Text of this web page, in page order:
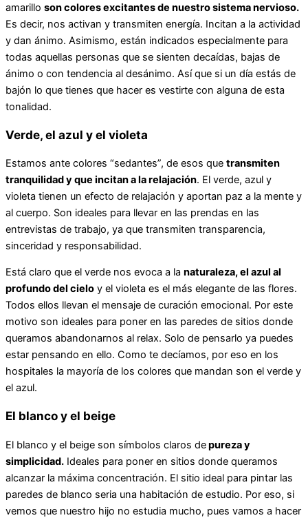
amarillo son colores excitantes de nuestro sistema nervioso.
Es decir, nos activan y transmiten energía. Incitan a la actividad
y dan ánimo. Asimismo, están indicados especialmente para
todas aquellas personas que se sienten decaídas, bajas de
ánimo o con tendencia al desánimo. Así que si un día estás de
bajón lo que tienes que hacer es vestirte con alguna de esta
tonalidad.
Verde, el azul y el violeta
Estamos ante colores “sedantes”, de esos que transmiten
tranquilidad y que incitan a la relajación. El verde, azul y
violeta tienen un efecto de relajación y aportan paz a la mente y
al cuerpo. Son ideales para llevar en las prendas en las
entrevistas de trabajo, ya que transmiten transparencia,
sinceridad y responsabilidad.
Está claro que el verde nos evoca a la naturaleza, el azul al
profundo del cielo y el violeta es el más elegante de las flores.
Todos ellos llevan el mensaje de curación emocional. Por este
motivo son ideales para poner en las paredes de sitios donde
queramos abandonarnos al relax. Solo de pensarlo ya puedes
estar pensando en ello. Como te decíamos, por eso en los
hospitales la mayoría de los colores que mandan son el verde y
el azul.
El blanco y el beige
El blanco y el beige son símbolos claros depureza y
simplicidad. Ideales para poner en sitios donde queramos
alcanzar la máxima concentración. El sitio ideal para pintar las
paredes de blanco seria una habitación de estudio. Por eso, si
vemos que nuestro hijo no estudia mucho, pues vamos a hacer